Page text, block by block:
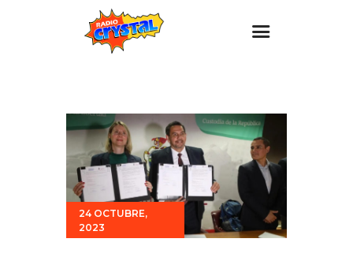
Estaciones
Eventos
Promociones
Noticias
Para ti
24 OCTUBRE,
2023